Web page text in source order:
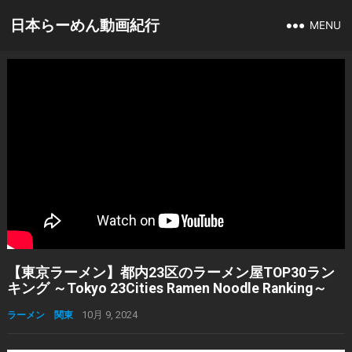
日本らーめん動画紀行 MENU
【東京ラーメン】都内23区のラーメン屋TOP30ラン
キング ～Tokyo 23Cities Ramen Noodle Ranking～
ラーメン 関東 10月 9, 2024